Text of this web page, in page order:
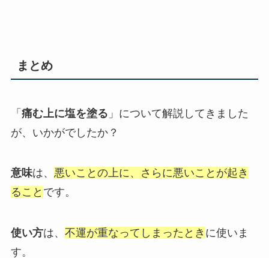
まとめ
「 痛む上に塩を塗る 」について解説してきました
が、いかがでしたか？
意味は、 悪いことの上に、さらに悪いことが起き
ること です。
使い方は、 不運が重なってしまったとき に使いま
す。